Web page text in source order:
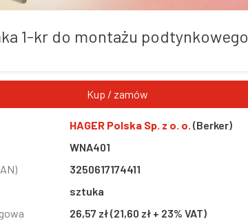
Kup / zamów
HAGER Polska Sp. z o. o. (Berker)
WNA401
3250617174411
sztuka
26,57 zł (21,60 zł + 23% VAT)